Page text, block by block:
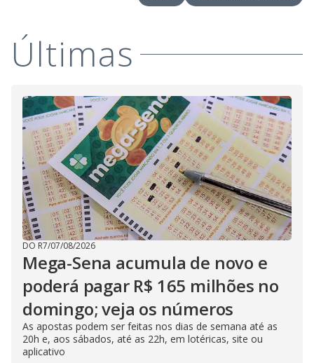
Últimas
DO R7/07/08/2026
Mega-Sena acumula de novo e
poderá pagar R$ 165 milhões no
domingo; veja os números
As apostas podem ser feitas nos dias de semana até as
20h e, aos sábados, até as 22h, em lotéricas, site ou
aplicativo